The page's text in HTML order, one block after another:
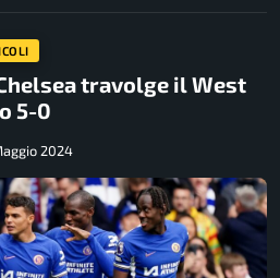
travolge il West
5-0
2024